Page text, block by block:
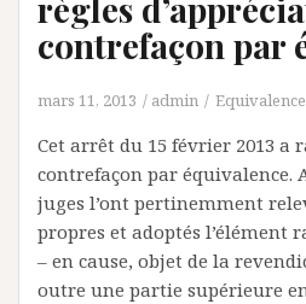
contrefaçon par
mars 11, 2013 admin Equivalence
Cet arrêt du 15 février 2013 a
contrefaçon par équivalence.
juges l’ont pertinemment
propres et adoptés l’élément
– en cause, objet de la
outre une partie supérieure